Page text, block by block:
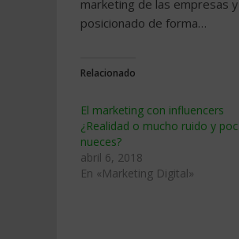
marketing de las empresas
posicionado de forma…
Relacionado
El marketing con influencers
¿Realidad o mucho ruido y
nueces?
abril 6, 2018
En «Marketing Digital»